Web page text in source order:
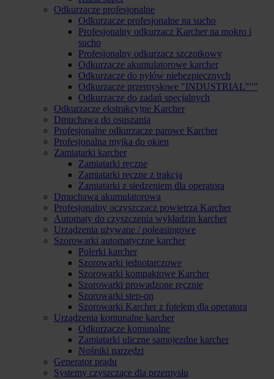
Odkurzacze profesjonalne
Odkurzacze profesjonalne na sucho
Profesjonalny odkurzacz Karcher na mokro i
sucho
Profesjonalny odkurzacz szczotkowy
Odkurzacze akumulatorowe karcher
Odkurzacze do pyłów niebezpiecznych
Odkurzacze przemysłowe "INDUSTRIAL"""
Odkurzacze do zadań specjalnych
Odkurzacze ekstrakcyjne Karcher
Dmuchawa do osuszania
Profesjonalne odkurzacze parowe Karcher
Profesjonalna myjka do okien
Zamiatarki karcher
Zamiatarki ręczne
Zamiatarki ręczne z trakcją
Zamiatarki z siedzeniem dla operatora
Dmuchawa akumulatorowa
Profesjonalny oczyszczacz powietrza Karcher
Automaty do czyszczenia wykładzin karcher
Urządzenia używane / poleasingowe
Szorowarki automatyczne karcher
Polerki karcher
Szorowarki jednotarczowe
Szorowarki kompaktowe Karcher
Szorowarki prowadzone ręcznie
Szorowarki step-on
Szorowarki Karcher z fotelem dla operatora
Urządzenia komunalne karcher
Odkurzacze komunalne
Zamiatarki uliczne samojezdne karcher
Nośniki narzędzi
Generator prądu
Systemy czyszczące dla przemysłu